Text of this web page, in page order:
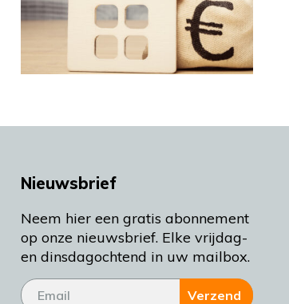
Nieuwsbrief
Neem hier een gratis abonnement
op onze nieuwsbrief. Elke vrijdag-
en dinsdagochtend in uw mailbox.
Verzend